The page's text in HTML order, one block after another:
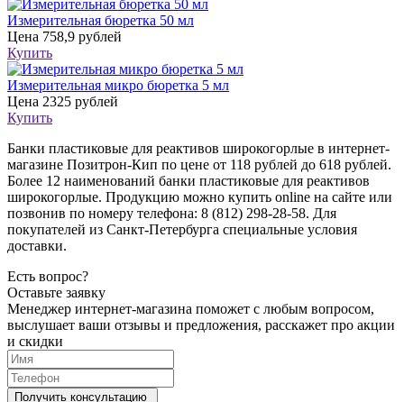
Измерительная бюретка 50 мл
Цена 758,9 рублей
Купить
Измерительная микро бюретка 5 мл
Цена 2325 рублей
Купить
Банки пластиковые для реактивов широкогорлые в интернет-
магазине Позитрон-Кип по цене от 118 рублей до 618 рублей.
Более 12 наименований банки пластиковые для реактивов
широкогорлые. Продукцию можно купить online на сайте или
позвонив по номеру телефона: 8 (812) 298-28-58. Для
покупателей из Санкт-Петербурга специальные условия
доставки.
Есть вопрос?
Оставьте заявку
Менеджер интернет-магазина поможет с любым вопросом,
выслушает ваши отзывы и предложения, расскажет про акции
и скидки
Получить консультацию